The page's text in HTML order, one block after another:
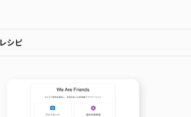
レシピ